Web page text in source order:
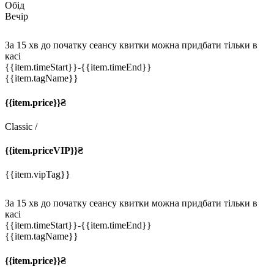
Обід
Вечір
За 15 хв до початку сеансу квитки можна придбати тільки в
касі
{{item.timeStart}}-{{item.timeEnd}}
{{item.tagName}}
{{item.price}}₴
Classic /
{{item.priceVIP}}₴
{{item.vipTag}}
За 15 хв до початку сеансу квитки можна придбати тільки в
касі
{{item.timeStart}}-{{item.timeEnd}}
{{item.tagName}}
{{item.price}}₴